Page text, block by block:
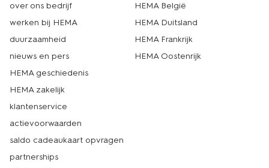
over ons bedrijf
werken bij HEMA
duurzaamheid
nieuws en pers
HEMA geschiedenis
HEMA zakelijk
klantenservice
actievoorwaarden
saldo cadeaukaart opvragen
partnerships
HEMA België
HEMA Duitsland
HEMA Frankrijk
HEMA Oostenrijk